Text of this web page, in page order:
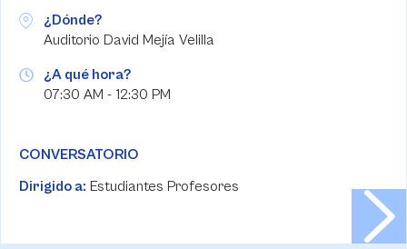
¿Dónde?
Auditorio David Mejía Velilla
¿A qué hora?
07:30 AM - 12:30 PM
CONVERSATORIO
Dirigido a: Estudiantes Profesores